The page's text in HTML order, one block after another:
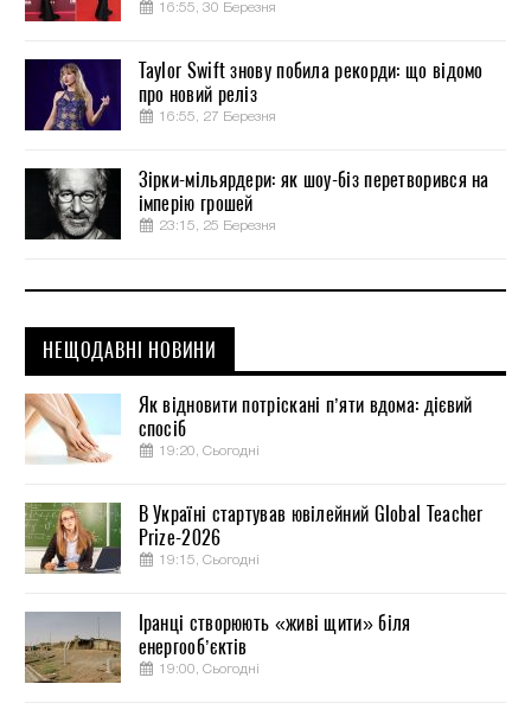
16:55, 30 Березня
Taylor Swift знову побила рекорди: що відомо
про новий реліз
16:55, 27 Березня
Зірки-мільярдери: як шоу-біз перетворився на
імперію грошей
23:15, 25 Березня
НЕЩОДАВНІ НОВИНИ
Як відновити потріскані п’яти вдома: дієвий
спосіб
19:20, Сьогодні
В Україні стартував ювілейний Global Teacher
Prize-2026
19:15, Сьогодні
Іранці створюють «живі щити» біля
енергооб’єктів
19:00, Сьогодні